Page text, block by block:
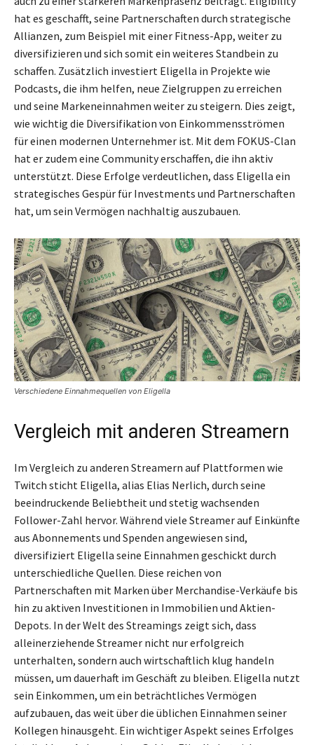
hat es geschafft, seine Partnerschaften durch strategische
Allianzen, zum Beispiel mit einer Fitness-App, weiter zu
diversifizieren und sich somit ein weiteres Standbein zu
schaffen. Zusätzlich investiert Eligella in Projekte wie
Podcasts, die ihm helfen, neue Zielgruppen zu erreichen
und seine Markeneinnahmen weiter zu steigern. Dies zeigt,
wie wichtig die Diversifikation von Einkommensströmen
für einen modernen Unternehmer ist. Mit dem FOKUS-Clan
hat er zudem eine Community erschaffen, die ihn aktiv
unterstützt. Diese Erfolge verdeutlichen, dass Eligella ein
strategisches Gespür für Investments und Partnerschaften
hat, um sein Vermögen nachhaltig auszubauen.
Verschiedene Einnahmequellen von Eligella
Vergleich mit anderen Streamern
Im Vergleich zu anderen Streamern auf Plattformen wie
Twitch sticht Eligella, alias Elias Nerlich, durch seine
beeindruckende Beliebtheit und stetig wachsenden
Follower-Zahl hervor. Während viele Streamer auf Einkünfte
aus Abonnements und Spenden angewiesen sind,
diversifiziert Eligella seine Einnahmen geschickt durch
unterschiedliche Quellen. Diese reichen von
Partnerschaften mit Marken über Merchandise-Verkäufe bis
hin zu aktiven Investitionen in Immobilien und Aktien-
Depots. In der Welt des Streamings zeigt sich, dass
alleinerziehende Streamer nicht nur erfolgreich
unterhalten, sondern auch wirtschaftlich klug handeln
müssen, um dauerhaft im Geschäft zu bleiben. Eligella nutzt
sein Einkommen, um ein beträchtliches Vermögen
aufzubauen, das weit über die üblichen Einnahmen seiner
Kollegen hinausgeht. Ein wichtiger Aspekt seines Erfolges